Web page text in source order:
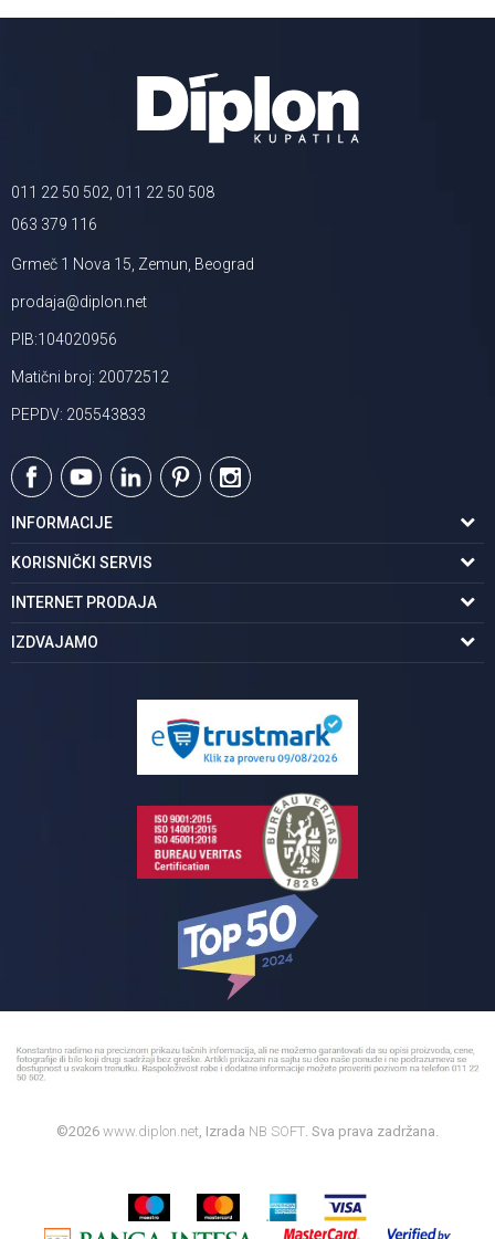
011 22 50 502, 011 22 50 508
063 379 116
Grmeč 1 Nova 15, Zemun, Beograd
prodaja@diplon.net
PIB:104020956
Matični broj: 20072512
PEPDV: 205543833
INFORMACIJE
O nama
Podaci o trgovcu
Karijera | postani deo tima
KORISNIČKI SERVIS
Uslovi korišćenja
Politika privatnosti
INTERNET PRODAJA
Kako kupiti
IZDVAJAMO
Pločice za kupatilo
©2026 www.diplon.net , Izrada NB SOFT . Sva prava zadržana.